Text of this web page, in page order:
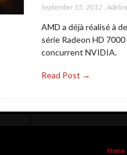
September 15, 2012,
AMD a déjà réalisé à
série Radeon HD
concurrent NVIDIA.
Read Post →
Home